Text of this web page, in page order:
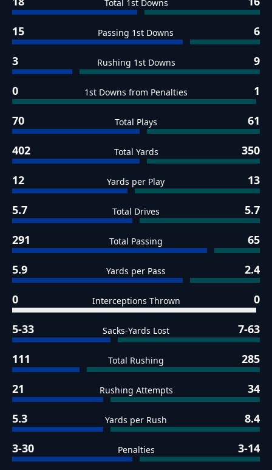
Total 1st Downs
15 Passing 1st Downs 6
3 Rushing 1st Downs 9
0 1st Downs from Penalties 1
70 Total Plays 61
402 Total Yards 350
12 Yards per Play 13
5.7 Total Drives 5.7
291 Total Passing 65
5.9 Yards per Pass 2.4
0 Interceptions Thrown 0
5-33 Sacks-Yards Lost 7-63
111 Total Rushing 285
21 Rushing Attempts 34
5.3 Yards per Rush 8.4
3-30 Penalties 3-14